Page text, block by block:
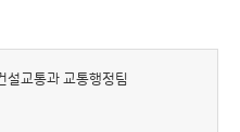
설교통과 교통행정팀